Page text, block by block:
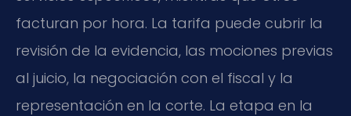
facturan por hora. La tarifa puede cubrir la
revisión de la evidencia, las mociones previas
al juicio, la negociación con el fiscal y la
representación en la corte. La etapa en la